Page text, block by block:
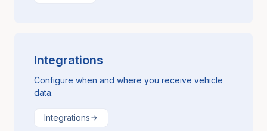
Integrations
Configure when and where you receive vehicle
data.
Integrations